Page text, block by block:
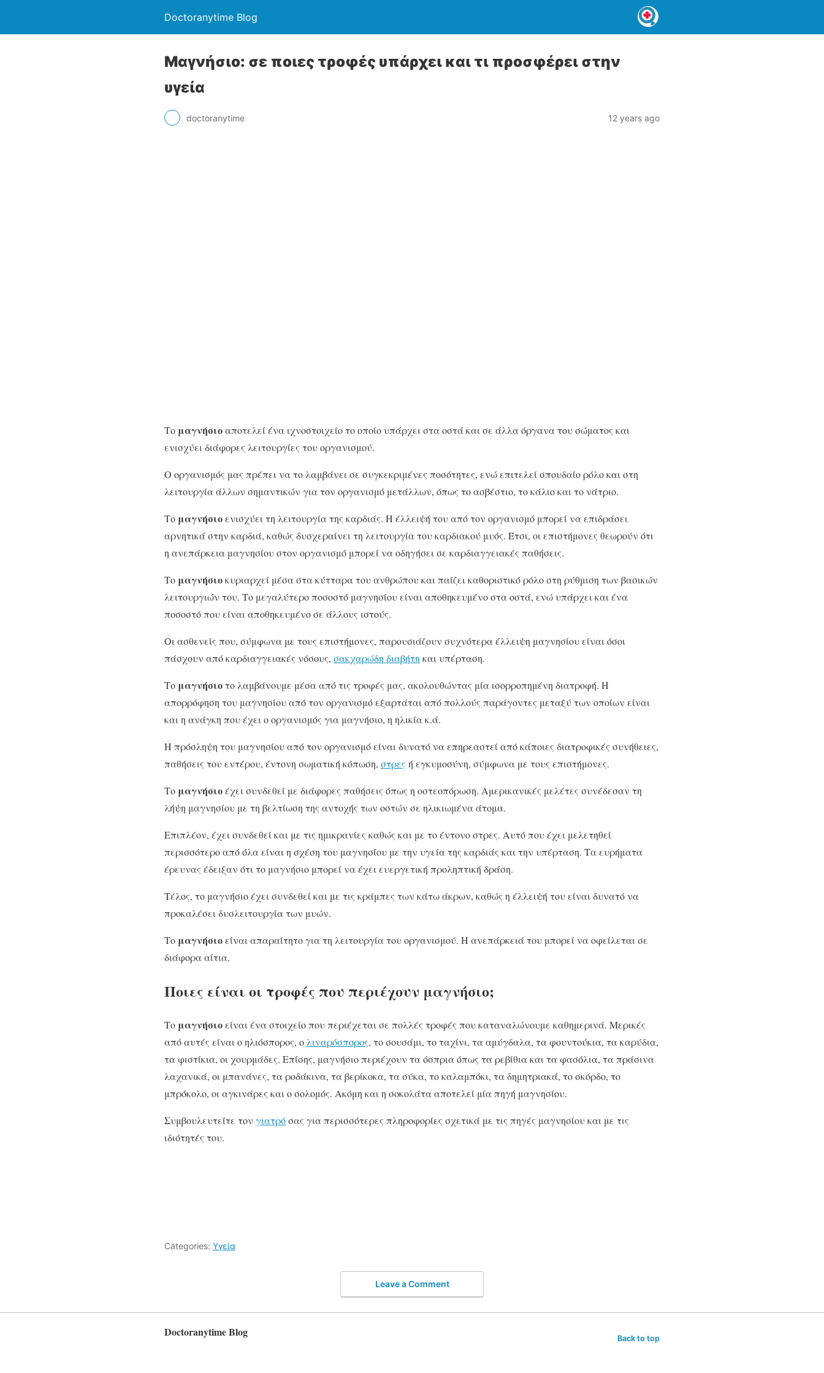
Doctoranytime Blog
Μαγνήσιο: σε ποιες τροφές υπάρχει και τι προσφέρει στην
υγεία
doctoranytime 12 years ago
Το μαγνήσιοαποτελεί ένα ιχνοστοιχείο το οποίο υπάρχει στα οστά και σε άλλα όργανα του σώματος και
ενισχύει διάφορες λειτουργίες του οργανισμού.
Ο οργανισμός μας πρέπει να το λαμβάνει σε συγκεκριμένες ποσότητες, ενώ επιτελεί σπουδαίο ρόλο και στη
λειτουργία άλλων σημαντικών για τον οργανισμό μετάλλων, όπως το ασβέστιο, το κάλιο και το νάτριο.
Το μαγνήσιοενισχύει τη λειτουργία της καρδιάς. Η έλλειψή του από τον οργανισμό μπορεί να επιδράσει
αρνητικά στην καρδιά, καθώς δυσχεραίνει τη λειτουργία του καρδιακού μυός. Έτσι, οι επιστήμονες θεωρούν ότι
η ανεπάρκεια μαγνησίου στον οργανισμό μπορεί να οδηγήσει σε καρδιαγγειακές παθήσεις.
Το μαγνήσιοκυριαρχεί μέσα στα κύτταρα του ανθρώπου και παίζει καθοριστικό ρόλο στη ρύθμιση των βασικών
λειτουργιών του. Το μεγαλύτερο ποσοστό μαγνησίου είναι αποθηκευμένο στα οστά, ενώ υπάρχει και ένα
ποσοστό που είναι αποθηκευμένο σε άλλους ιστούς.
Οι ασθενείς που, σύμφωνα με τους επιστήμονες, παρουσιάζουν συχνότερα έλλειψη μαγνησίου είναι όσοι
πάσχουν από καρδιαγγειακές νόσους, σακχαρώδη διαβήτη και υπέρταση.
Το μαγνήσιοτο λαμβάνουμε μέσα από τις τροφές μας, ακολουθώντας μία ισορροπημένη διατροφή. Η
απορρόφηση του μαγνησίου από τον οργανισμό εξαρτάται από πολλούς παράγοντες μεταξύ των οποίων είναι
και η ανάγκη που έχει ο οργανισμός για μαγνήσιο, η ηλικία κ.ά.
Η πρόσληψη του μαγνησίου από τον οργανισμό είναι δυνατό να επηρεαστεί από κάποιες διατροφικές συνήθειες,
παθήσεις του εντέρου, έντονη σωματική κόπωση, στρες ή εγκυμοσύνη, σύμφωνα με τους επιστήμονες.
Το μαγνήσιοέχει συνδεθεί με διάφορες παθήσεις όπως η οστεοπόρωση. Αμερικανικές μελέτες συνέδεσαν τη
λήψη μαγνησίου με τη βελτίωση της αντοχής των οστών σε ηλικιωμένα άτομα.
Επιπλέον, έχει συνδεθεί και με τις ημικρανίες καθώς και με το έντονο στρες. Αυτό που έχει μελετηθεί
περισσότερο από όλα είναι η σχέση του μαγνησίου με την υγεία της καρδιάς και την υπέρταση. Τα ευρήματα
έρευνας έδειξαν ότι το μαγνήσιο μπορεί να έχει ευεργετική προληπτική δράση.
Τέλος, το μαγνήσιο έχει συνδεθεί και με τις κράμπες των κάτω άκρων, καθώς η έλλειψή του είναι δυνατό να
προκαλέσει δυσλειτουργία των μυών.
Το μαγνήσιοείναι απαραίτητο για τη λειτουργία του οργανισμού. Η ανεπάρκειά του μπορεί να οφείλεται σε
διάφορα αίτια.
Ποιες είναι οι τροφές που περιέχουν μαγνήσιο;
Το μαγνήσιοείναι ένα στοιχείο που περιέχεται σε πολλές τροφές που καταναλώνουμε καθημερινά. Μερικές
από αυτές είναι ο ηλιόσπορος, ο λιναρόσπορος, το σουσάμι, το ταχίνι, τα αμύγδαλα, τα φουντούκια, τα καρύδια,
τα φιστίκια, οι χουρμάδες. Επίσης, μαγνήσιο περιέχουν τα όσπρια όπως τα ρεβίθια και τα φασόλια, τα πράσινα
λαχανικά, οι μπανάνες, τα ροδάκινα, τα βερίκοκα, τα σύκα, το καλαμπόκι, τα δημητριακά, το σκόρδο, το
μπρόκολο, οι αγκινάρες και ο σολομός. Ακόμη και η σοκολάτα αποτελεί μία πηγή μαγνησίου.
Συμβουλευτείτε τον γιατρόσας για περισσότερες πληροφορίες σχετικά με τις πηγές μαγνησίου και με τις
ιδιότητές του.
Categories: Υγεία
Leave a Comment
Doctoranytime Blog Back to top